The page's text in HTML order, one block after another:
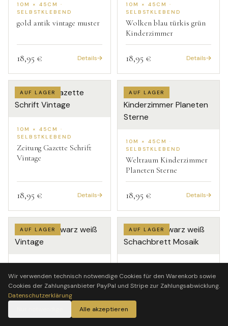
10M × 45CM ·
SELBSTKLEBEND
gold antik vintage muster
18,95 € Details
10M × 45CM ·
SELBSTKLEBEND
Wolken blau türkis grün
Kinderzimmer
18,95 € Details
AUF LAGER
10M × 45CM ·
SELBSTKLEBEND
Zeitung Gazette Schrift
Vintage
18,95 € Details
AUF LAGER
10M × 45CM ·
SELBSTKLEBEND
Weltraum Kinderzimmer
Planeten Sterne
18,95 € Details
AUF LAGER
SELBSTKLEBEND
Ranke schwarz weiß
Vintage
18,95 € Details
AUF LAGER
SELBSTKLEBEND
Fliese schwarz weiß
18,95 €
Wir verwenden technisch notwendige Cookies für den Warenkorb sowie
Cookies der Zahlungsanbieter PayPal und Stripe zur Zahlungsabwicklung.
Datenschutzerklärung
Alle akzeptieren